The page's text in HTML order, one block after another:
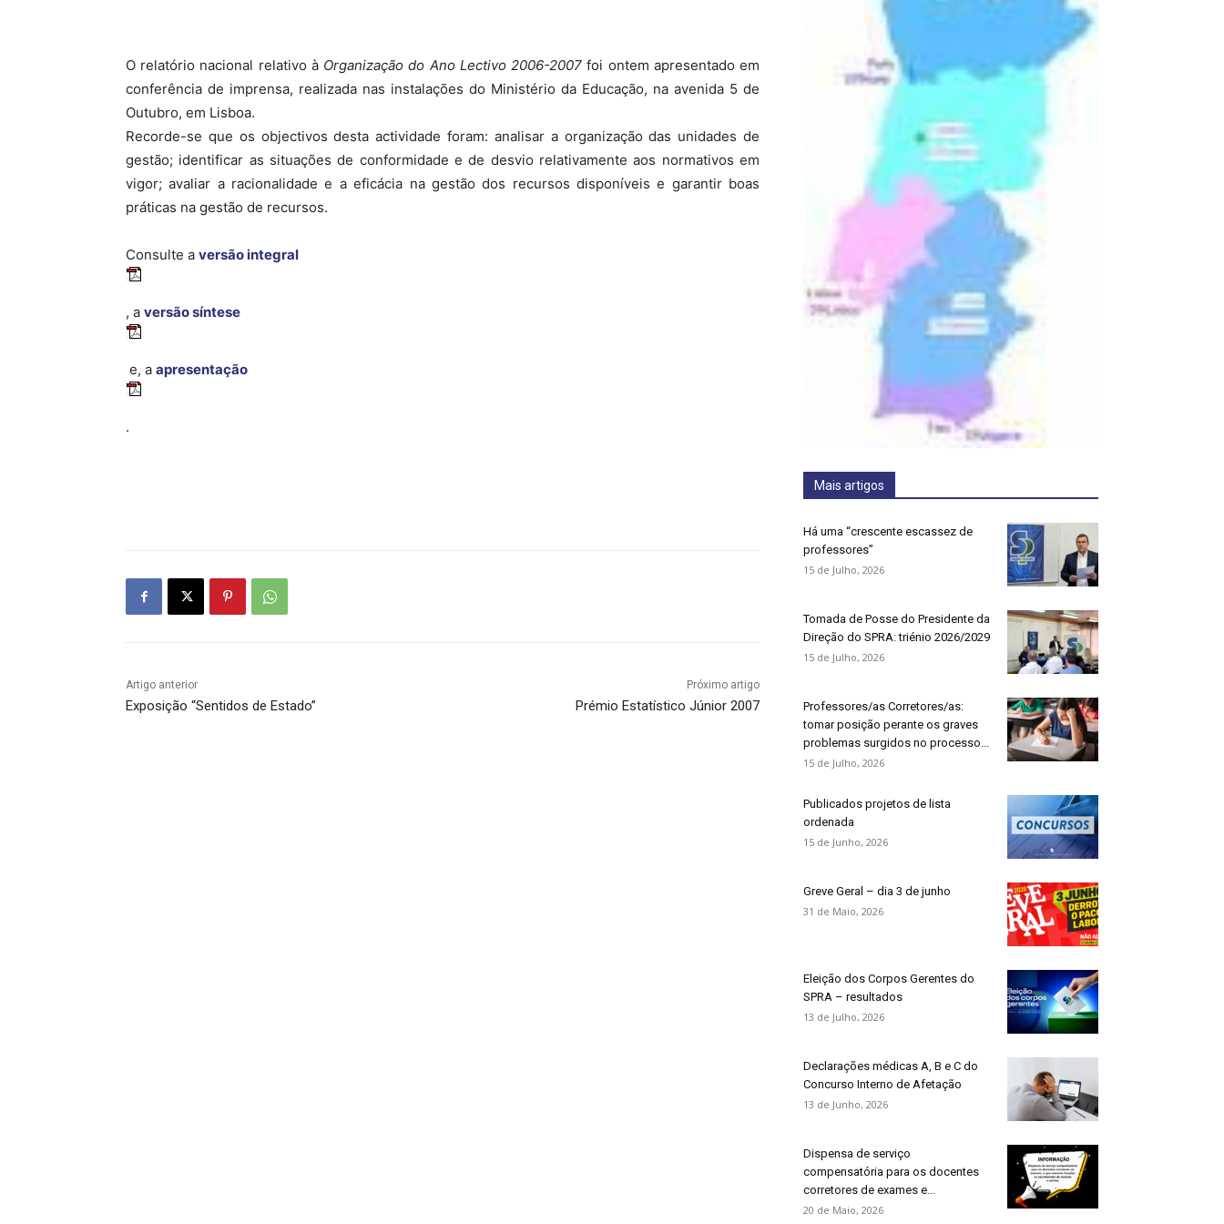
O relatório nacional relativo à Organização do Ano Lectivo 2006-2007 foi ontem apresentado em
conferência de imprensa, realizada nas instalações do Ministério da Educação, na avenida 5 de
Outubro, em Lisboa.
Recorde-se que os objectivos desta actividade foram: analisar a organização das unidades de
gestão; identificar as situações de conformidade e de desvio relativamente aos normativos em
vigor; avaliar a racionalidade e a eficácia na gestão dos recursos disponíveis e garantir boas
práticas na gestão de recursos.
Consulte a versão integral
, a versão síntese
e, a apresentação
.
Artigo anterior
Exposição “Sentidos de Estado”
Próximo artigo
Prémio Estatístico Júnior 2007
Mais artigos
Há uma “crescente escassez de
professores”
15 de Julho, 2026
Tomada de Posse do Presidente da
Direção do SPRA: triénio 2026/2029
15 de Julho, 2026
Professores/as Corretores/as:
tomar posição perante os graves
problemas surgidos no processo...
15 de Julho, 2026
Publicados projetos de lista
ordenada
15 de Junho, 2026
Greve Geral – dia 3 de junho
31 de Maio, 2026
Eleição dos Corpos Gerentes do
SPRA – resultados
13 de Julho, 2026
Declarações médicas A, B e C do
Concurso Interno de Afetação
13 de Junho, 2026
Dispensa de serviço
compensatória para os docentes
corretores de exames e...
20 de Maio, 2026